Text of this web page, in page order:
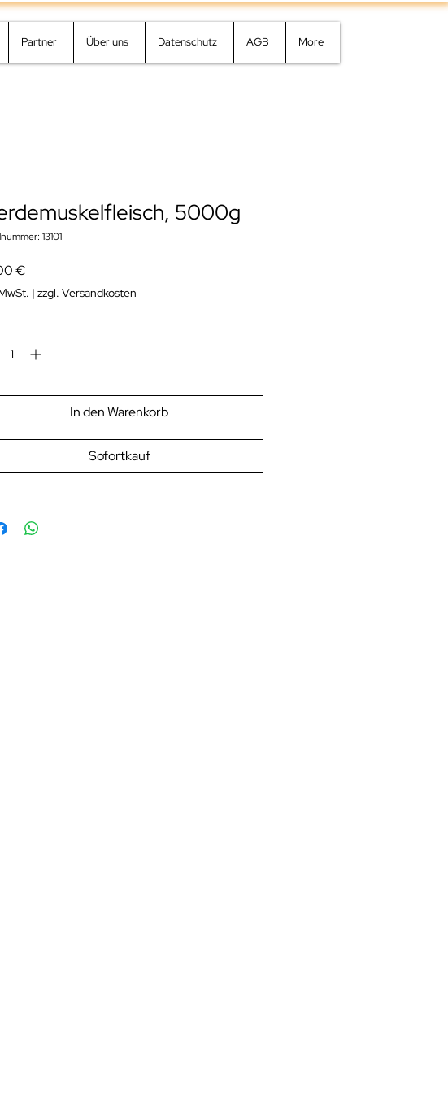
Partner Über uns Datenschutz AGB More
5000g
13101
€Preis
| zzgl. Versandkosten
In den Warenkorb
Sofortkauf